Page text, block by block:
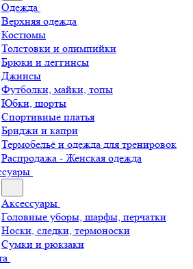
Одежда
Верхняя одежда
Костюмы
Толстовки и олимпийки
Брюки и леггинсы
Джинсы
Футболки, майки, топы
Юбки, шорты
Спортивные платья
Бриджи и капри
Термобельё и одежда для тренировок
Распродажа - Женская одежда
Аксессуары
Головные уборы, шарфы, перчатки
Носки, следки, термоноски
Сумки и рюкзаки